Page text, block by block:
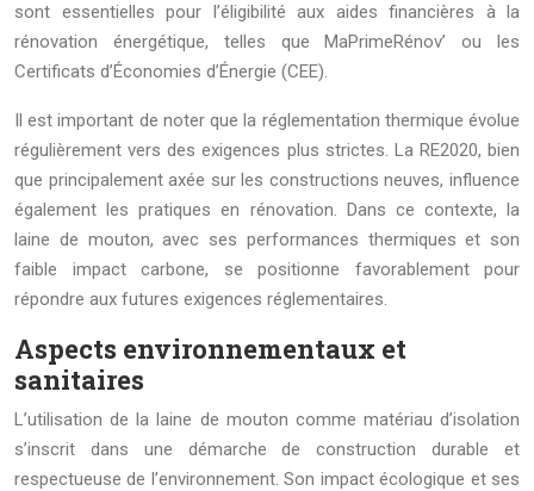
sont essentielles pour l’éligibilité aux aides financières à la
rénovation énergétique, telles que MaPrimeRénov’ ou les
Certificats d’Économies d’Énergie (CEE).
Il est important de noter que la réglementation thermique évolue
régulièrement vers des exigences plus strictes. La RE2020, bien
que principalement axée sur les constructions neuves, influence
également les pratiques en rénovation. Dans ce contexte, la
laine de mouton, avec ses performances thermiques et son
faible impact carbone, se positionne favorablement pour
répondre aux futures exigences réglementaires.
Aspects environnementaux et
sanitaires
L’utilisation de la laine de mouton comme matériau d’isolation
s’inscrit dans une démarche de construction durable et
respectueuse de l’environnement. Son impact écologique et ses